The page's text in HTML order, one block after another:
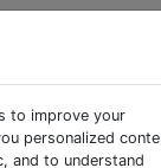
to improve your
personalized
and to understand